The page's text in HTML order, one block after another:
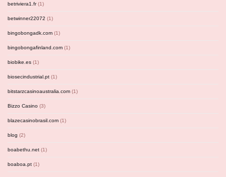
betriviera1.fr(1)
betwinner22072 (1)
bingobongadk.com (1)
bingobongafinland.com (1)
biobike.es (1)
biosecindustrial.pt (1)
bitstarzcasinoaustralia.com (1)
Bizzo Casino (3)
blazecasinobrasil.com (1)
blog (2)
boabethu.net (1)
boaboa.pt (1)